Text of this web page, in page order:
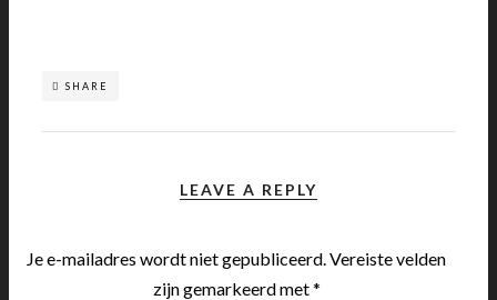
SHARE
LEAVE A REPLY
Je e-mailadres wordt niet gepubliceerd.Vereiste velden
zijn gemarkeerd met*